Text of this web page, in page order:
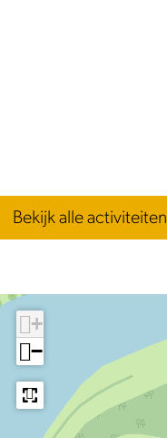
Bekijk alle activiteiten
+
−